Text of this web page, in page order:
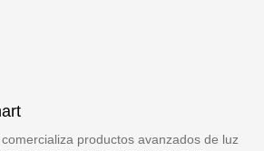
productos avanzados de luz